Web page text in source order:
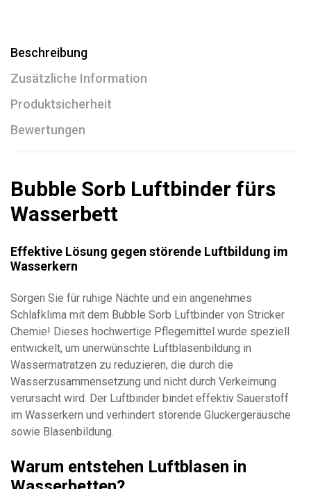
Beschreibung
Zusätzliche Information
Produktsicherheit
Bewertungen
Bubble Sorb Luftbinder fürs
Wasserbett
Effektive Lösung gegen störende Luftbildung im
Wasserkern
Sorgen Sie für ruhige Nächte und ein angenehmes
Schlafklima mit dem Bubble Sorb Luftbinder von Stricker
Chemie! Dieses hochwertige Pflegemittel wurde speziell
entwickelt, um unerwünschte Luftblasenbildung in
Wassermatratzen zu reduzieren, die durch die
Wasserzusammensetzung und nicht durch Verkeimung
verursacht wird. Der Luftbinder bindet effektiv Sauerstoff
im Wasserkern und verhindert störende Gluckergeräusche
sowie Blasenbildung.
Warum entstehen Luftblasen in